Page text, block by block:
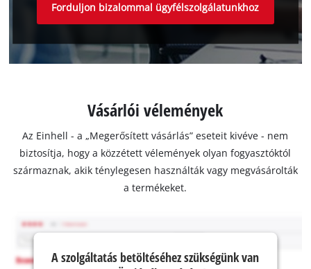
Forduljon bizalommal ügyfélszolgálatunkhoz
Vásárlói vélemények
Az Einhell - a „Megerősített vásárlás” eseteit kivéve - nem
biztosítja, hogy a közzétett vélemények olyan fogyasztóktól
származnak, akik ténylegesen használták vagy megvásárolták
a termékeket.
A szolgáltatás betöltéséhez szükségünk van